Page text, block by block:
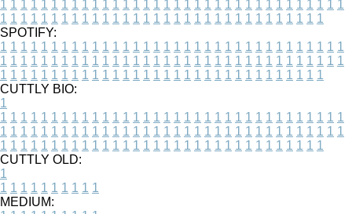
1 1 1 1 1 1 1 1 1 1 1 1 1 1 1 1 1 1 1 1 1 1 1 1 1 1 1 1 1 1 1 1 1 1
1 1 1 1 1 1 1 1 1 1 1 1 1 1 1 1 1 1 1 1 1 1 1 1 1 1 1 1 1 1 1 1
SPOTIFY:
1 1 1 1 1 1 1 1 1 1 1 1 1 1 1 1 1 1 1 1 1 1 1 1 1 1 1 1 1 1 1 1 1 1
1 1 1 1 1 1 1 1 1 1 1 1 1 1 1 1 1 1 1 1 1 1 1 1 1 1 1 1 1 1 1 1 1 1
1 1 1 1 1 1 1 1 1 1 1 1 1 1 1 1 1 1 1 1 1 1 1 1 1 1 1 1 1 1 1 1
CUTTLY BIO:
1
1 1 1 1 1 1 1 1 1 1 1 1 1 1 1 1 1 1 1 1 1 1 1 1 1 1 1 1 1 1 1 1 1 1
1 1 1 1 1 1 1 1 1 1 1 1 1 1 1 1 1 1 1 1 1 1 1 1 1 1 1 1 1 1 1 1 1 1
1 1 1 1 1 1 1 1 1 1 1 1 1 1 1 1 1 1 1 1 1 1 1 1 1 1 1 1 1 1 1 1
CUTTLY OLD:
1
1 1 1 1 1 1 1 1 1 1
MEDIUM: